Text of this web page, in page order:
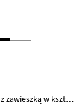
Bransoletka z zawieszką w kształcie drzewa życia